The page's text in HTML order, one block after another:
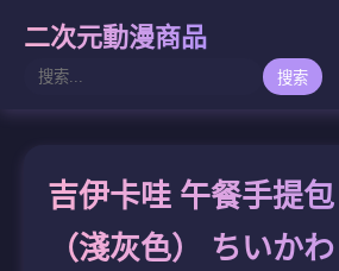
二次元動漫商品
搜索
吉伊卡哇 午餐手提
（淺灰色） ちいか